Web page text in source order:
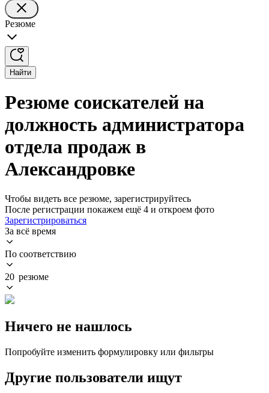
Резюме
Найти
Резюме соискателей на
должность администратора
отдела продаж в
Александровке
Чтобы видеть все резюме, зарегистрируйтесь
После регистрации покажем ещё 4 и откроем фото
Зарегистрироваться
За всё время
По соответствию
20 резюме
Ничего не нашлось
Попробуйте изменить формулировку или фильтры
Другие пользователи ищут